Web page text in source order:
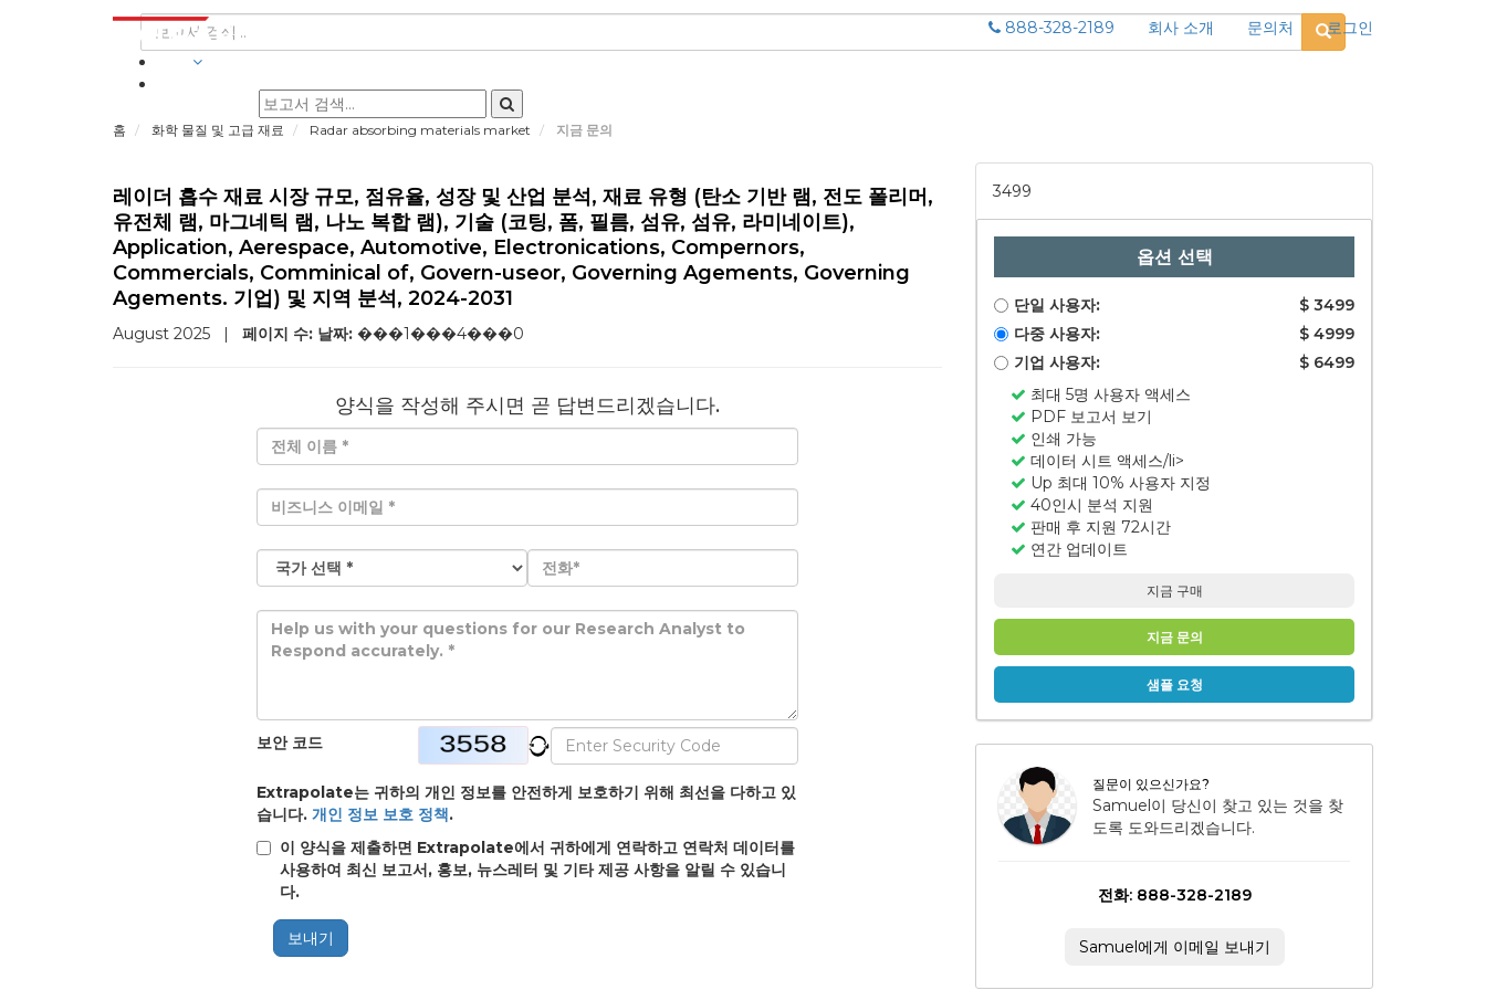
888-328-2189 회사 소개 문의처
로그인
홈 화학 물질 및 고급 재료 Radar absorbing materials market 지금 문의
레이더 흡수 재료 시장 규모, 점유율, 성장 및 산업 분석, 재료 유형 (탄소 기반 램, 전도 폴리머,
유전체 램, 마그네틱 램, 나노 복합 램), 기술 (코팅, 폼, 필름, 섬유, 섬유, 라미네이트),
Application, Aerespace, Automotive, Electronications, Compernors,
Commercials, Comminical of, Govern-useor, Governing Agements, Governing
Agements. 기업) 및 지역 분석, 2024-2031
August 2025 | 페이지 수: 날짜: ���1���4���0
양식을 작성해 주시면 곧 답변드리겠습니다.
보안 코드
Extrapolate는 귀하의 개인 정보를 안전하게 보호하기 위해 최선을 다하고 있
습니다. 개인 정보 보호 정책.
이 양식을 제출하면 Extrapolate에서 귀하에게 연락하고 연락처 데이터를
사용하여 최신 보고서, 홍보, 뉴스레터 및 기타 제공 사항을 알릴 수 있습니
다.
보내기
3499
옵션 선택
단일 사용자:
$ 3499
다중 사용자:
$ 4999
기업 사용자:
$ 6499
최대 5명 사용자 액세스
PDF 보고서 보기
인쇄 가능
데이터 시트 액세스/li>
Up 최대 10% 사용자 지정
40인시 분석 지원
판매 후 지원 72시간
연간 업데이트
지금 구매
지금 문의
샘플 요청
질문이 있으신가요?
Samuel이 당신이 찾고 있는 것을 찾
도록 도와드리겠습니다.
전화: 888-328-2189
Samuel에게 이메일 보내기